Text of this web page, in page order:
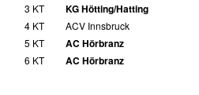
3 KT KG Hötting/Hatting
4 KT
ACV Innsbruck
5 KT
AC Hörbranz
6 KT AC Hörbranz